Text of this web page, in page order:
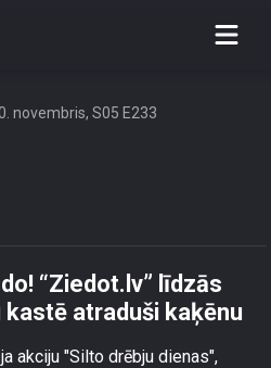
ziedo! “Ziedot.lv”
novembris, S05 E233
“Ziedot.lv” līdzās
atraduši kaķēnu
akciju "Silto drēbju dienas",